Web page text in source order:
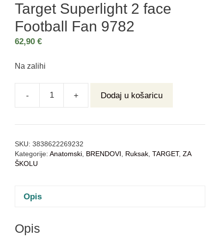
Target Superlight 2 face
Football Fan 9782
62,90 €
Na zalihi
- + Dodaj u košaricu
SKU: 3838622269232
Kategorije: Anatomski, BRENDOVI , Ruksak, TARGET, ZA
ŠKOLU
Opis
Opis